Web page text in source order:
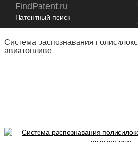
FindPatent.ru
Патентный поиск
Система распознавания
авиатопливе